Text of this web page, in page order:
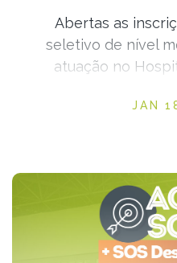
Abertas as
seletivo de nível
atuação no
Posted
JAN